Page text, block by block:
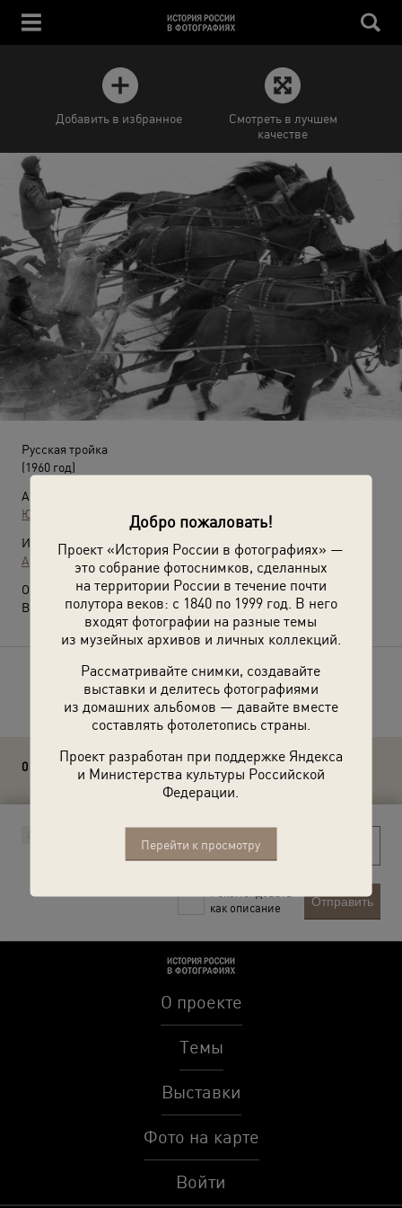
Добро пожаловать!
Проект «История России в фотографиях» —
это собрание фотоснимков, сделанных
на территории России в течение почти
полутора веков: с 1840 по 1999 год. В него
входят фотографии на разные темы
из музейных архивов и личных коллекций.
Рассматривайте снимки, создавайте
выставки и делитесь фотографиями
из домашних альбомов — давайте вместе
составлять фотолетопись страны.
Проект разработан при поддержке Яндекса
и Министерства культуры Российской
Федерации.
Перейти к просмотру
Добавить в избранное
Смотреть в лучшем
качестве
Русская тройка
(1960 год)
Автор:
Юрий Абрамочкин
Источники:
Архив Юрия Абрамочкина
О фотографии:
Выставка«По России на санях»с этой фотографией.
Расскажите друзьям об этом фото
0 комментариев
Рекомендовать
как описание
Отправить
О проекте
Темы
Выставки
Фото на карте
Войти